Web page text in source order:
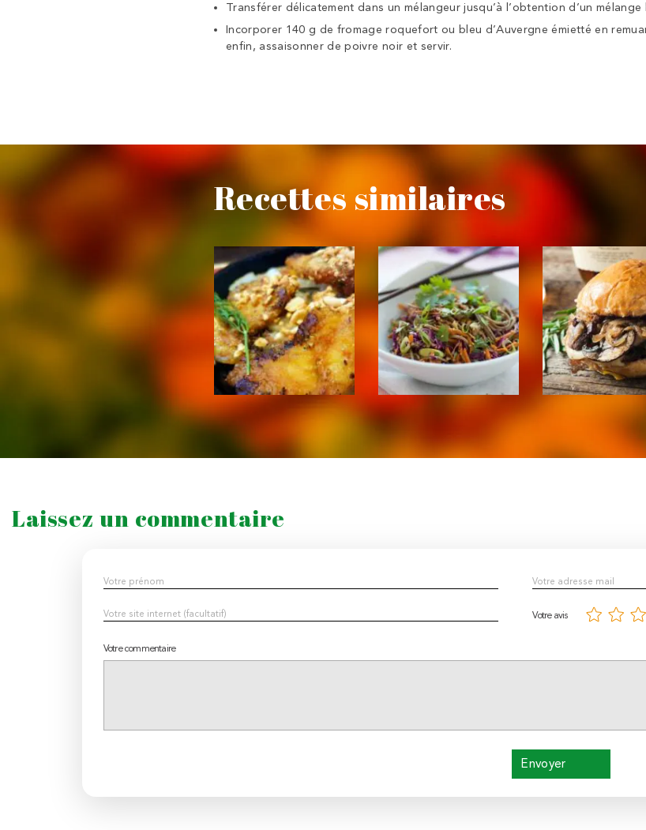
Transférer délicatement dans un mélangeur jusqu’à l’obtention d’un mélange
Incorporer 140 g de fromage roquefort ou bleu d’Auvergne émietté en
enfin, assaisonner de poivre noir et servir.
Recettes similaires
Laissez un commentaire
Votre avis
Votre commentaire
Envoyer